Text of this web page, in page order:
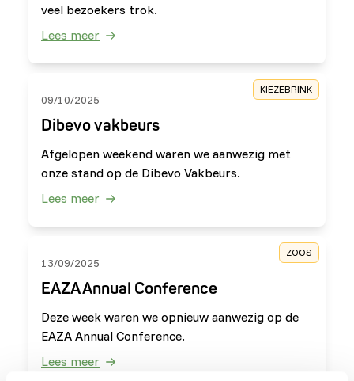
veel bezoekers trok.
Lees meer
KIEZEBRINK
09/10/2025
Dibevo vakbeurs
Afgelopen weekend waren we aanwezig met
onze stand op de Dibevo Vakbeurs.
Lees meer
ZOOS
13/09/2025
EAZA Annual Conference
Deze week waren we opnieuw aanwezig op de
EAZA Annual Conference.
Lees meer